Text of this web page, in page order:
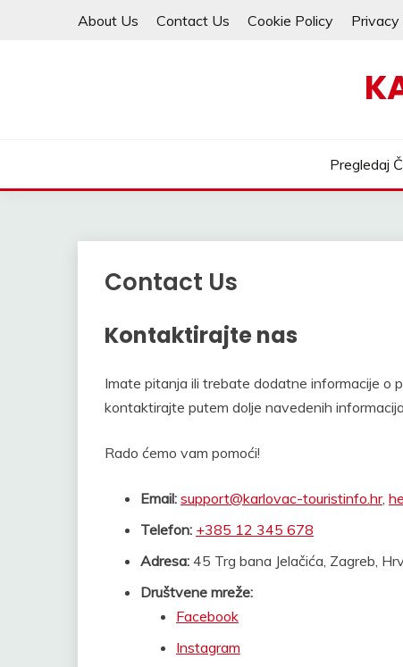
About Us Contact Us Cookie Policy Privacy
Pregledaj
Contact Us
Kontaktirajte nas
Imate pitanja ili trebate dodatne informacije o
kontaktirajte putem dolje navedenih informacija.
Rado ćemo vam pomoći!
Email: support@karlovac-touristinfo.hr,
Telefon: +385 12 345 678
Adresa: 45 Trg bana Jelačića, Zagreb,
Društvene mreže:
Facebook
Instagram